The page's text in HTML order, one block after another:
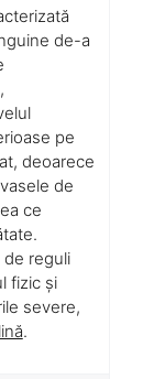
de-a
,
pe
deoarece
de
ce
reguli
fizic și
severe,
.